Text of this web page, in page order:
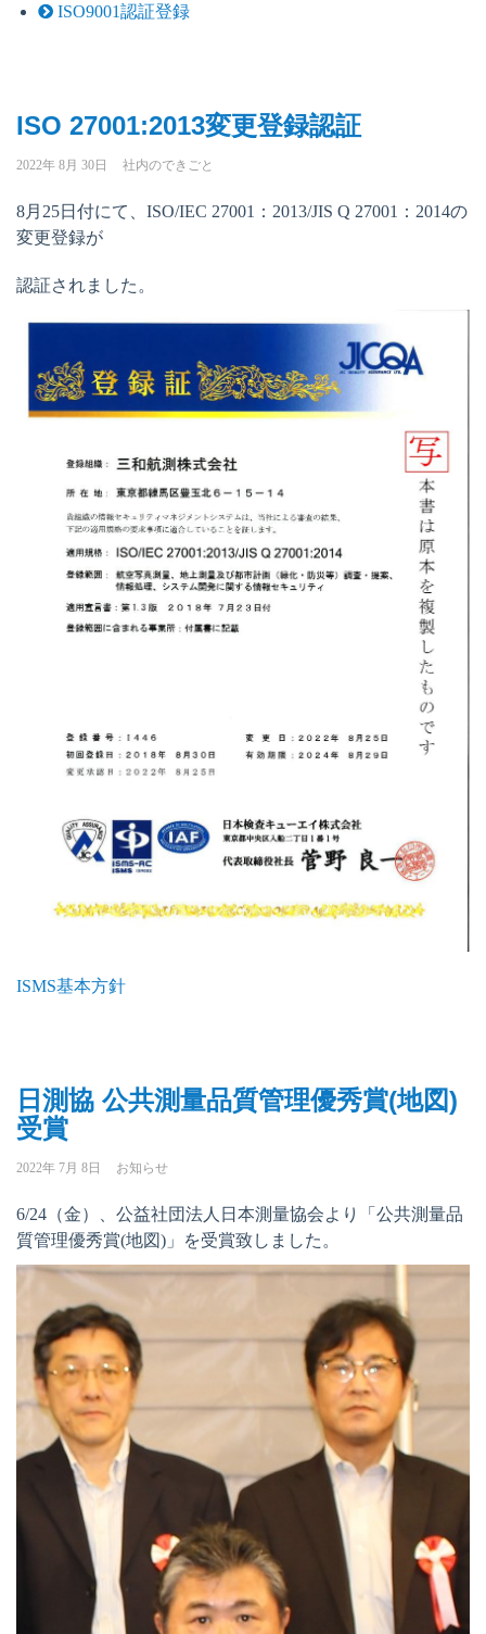
ISO9001認証登録
ISO 27001:2013変更登録認証
2022年 8月 30日 社内のできごと
8月25日付にて、ISO/IEC 27001：2013/JIS Q 27001：2014の
変更登録が
認証されました。
ISMS基本方針
日測協 公共測量品質管理優秀賞(地図)
受賞
2022年 7月 8日 お知らせ
6/24（金）、公益社団法人日本測量協会より「公共測量品
質管理優秀賞(地図)」を受賞致しました。